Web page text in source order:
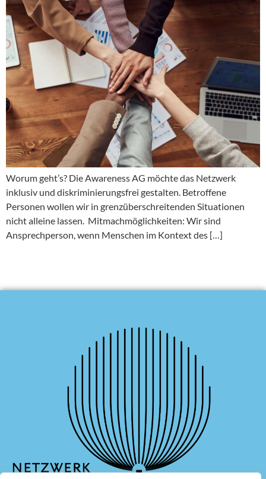
Worum geht’s? Die Awareness AG möchte das Netzwerk
inklusiv und diskriminierungsfrei gestalten. Betroffene
Personen wollen wir in grenzüberschreitenden Situationen
nicht alleine lassen. Mitmachmöglichkeiten: Wir sind
Ansprechperson, wenn Menschen im Kontext des […]